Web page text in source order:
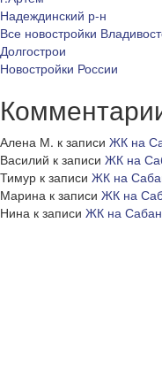
Надеждинский р-н
Все новостройки
Долгострои
Новостройки России
Алена М. к записи ЖК на
Василий к записи ЖК на
Тимур к записи ЖК на
Марина к записи ЖК на
Нина к записи ЖК на